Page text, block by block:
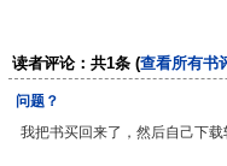
读者评论：共1条 (查看所有书
问题？
我把书买回来了，然后自己下